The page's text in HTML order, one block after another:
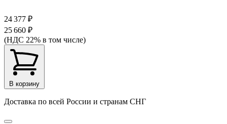
24 377 ₽
25 660 ₽
(НДС 22% в том числе)
В корзину
Доставка по всей России и странам СНГ